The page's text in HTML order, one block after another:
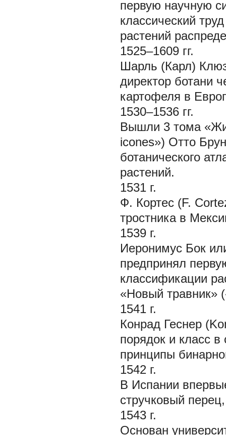
первую научную
классический
растений
1525–1609 гг.
Шарль (Карл)
директор ботани
картофеля в
1530–1536 гг.
Вышли 3 тома
icones») Отто
ботанического
растений.
1531 г.
Ф. Кортес (F.
тростника в
1539 г.
Иеронимус Бок
предпринял
классификации
«Новый травник»
1541 г.
Конрад Геснер
порядок и класс
принципы
1542 г.
В Испании
стручковый
1543 г.
Основан